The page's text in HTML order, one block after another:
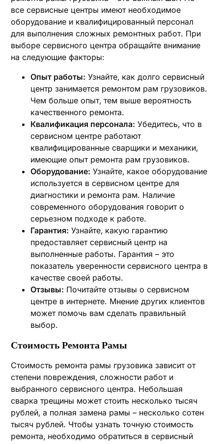
все сервисные центры имеют необходимое
оборудование и квалифицированный персонал
для выполнения сложных ремонтных работ. При
выборе сервисного центра обращайте внимание
на следующие факторы:
Опыт работы: Узнайте‚ как долго сервисный
центр занимается ремонтом рам грузовиков.
Чем больше опыт‚ тем выше вероятность
качественного ремонта.
Квалификация персонала: Убедитесь‚ что в
сервисном центре работают
квалифицированные сварщики и механики‚
имеющие опыт ремонта рам грузовиков.
Оборудование: Узнайте‚ какое оборудование
используется в сервисном центре для
диагностики и ремонта рам. Наличие
современного оборудования говорит о
серьезном подходе к работе.
Гарантия: Узнайте‚ какую гарантию
предоставляет сервисный центр на
выполненные работы. Гарантия – это
показатель уверенности сервисного центра в
качестве своей работы.
Отзывы: Почитайте отзывы о сервисном
центре в интернете. Мнение других клиентов
может помочь вам сделать правильный
выбор.
Стоимость Ремонта Рамы
Стоимость ремонта рамы грузовика зависит от
степени повреждения‚ сложности работ и
выбранного сервисного центра. Небольшая
сварка трещины может стоить несколько тысяч
рублей‚ а полная замена рамы – несколько сотен
тысяч рублей. Чтобы узнать точную стоимость
ремонта‚ необходимо обратиться в сервисный